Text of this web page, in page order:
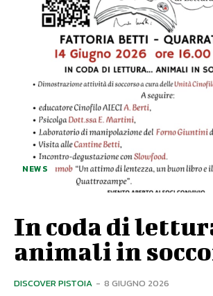
NEWS
In coda di
animali in
DISCOVER PISTOIA - 8 GIUGNO 2026